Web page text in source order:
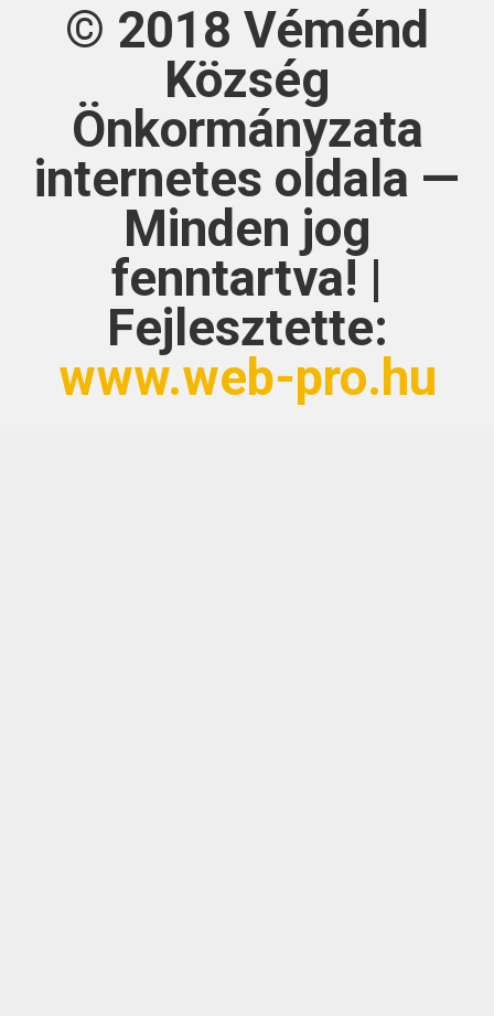
© 2018 Véménd
Község
Önkormányzata
internetes oldala —
Minden jog
fenntartva! |
Fejlesztette:
www.web-pro.hu